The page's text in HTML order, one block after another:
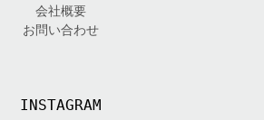
会社概要
お問い合わせ
INSTAGRAM